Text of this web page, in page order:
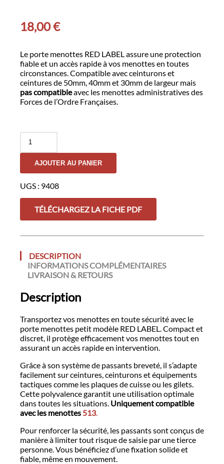
18,00€
Le porte menottes RED LABEL assure une protection
fiable et un accès rapide à vos menottes en toutes
circonstances. Compatible avec ceinturons et
ceintures de 50mm, 40mm et 30mm de largeur mais
pas compatibleavec les menottes administratives des
Forces de l’Ordre Françaises.
quantité
Porte-
menottes
-
RED
AJOUTER AU PANIER
UGS : 9408
TÉLÉCHARGEZ LA FICHE PDF
DESCRIPTION
INFORMATIONS COMPLÉMENTAIRES
LIVRAISON & RETOURS
Description
Transportez vos menottes en toute sécurité avec le
porte menottes petit modèle RED LABEL. Compact et
discret, il protège efficacement vos menottes tout en
assurant un accès rapide en intervention.
Grâce à son système de passants breveté, il s’adapte
facilement sur ceintures, ceinturons et équipements
tactiques comme les plaques de cuisse ou les gilets.
Cette polyvalence garantit une utilisation optimale
dans toutes les situations. Uniquement compatible
avec les menottes 513.
Pour renforcer la sécurité, les passants sont conçus de
manière à limiter tout risque de saisie par une tierce
personne. Vous bénéficiez d’une fixation solide et
fiable, même en mouvement.